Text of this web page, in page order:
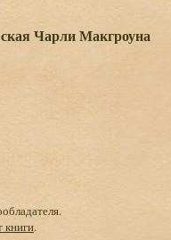
Чарли Макгроуна
книги.